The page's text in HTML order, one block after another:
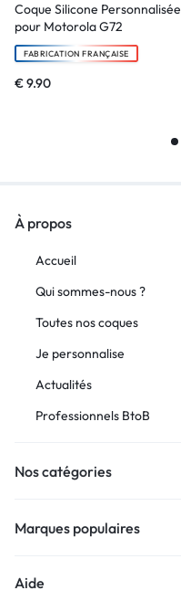
Coque Silicone Personnalisée
pour Motorola G72
FABRICATION FRANÇAISE
€9.90
À propos
Accueil
Qui sommes-nous ?
Toutes nos coques
Je personnalise
Actualités
Professionnels BtoB
Nos catégories
Marques populaires
Aide